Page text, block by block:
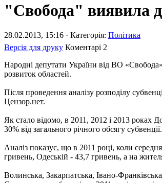
"Свобода" виявила
28.02.2013, 15:16 · Категорія: Політика
Версія для друку Коментарі 2
Народні депутати України від ВО
розвиток областей.
Після проведення аналізу розподілу
Цензор.нет.
Як стало відомо, в 2011, 2012 і 2013 роках
30% від загального річного обсягу субвенції.
Аналіз показує, що в 2011 році, коли
гривень, Одеській - 43,7 гривень, а на
Волинська, Закарпатська, Івано-